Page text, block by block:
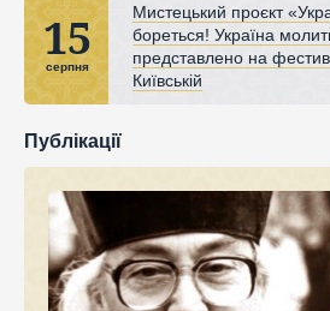
15
серпня
Мистецький проєкт
бореться! Україна
представлено на
Київській
Публікації